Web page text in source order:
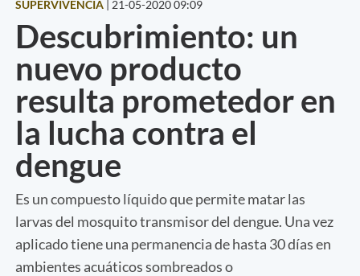
SUPERVIVENCIA | 21-05-2020 09:09
Descubrimiento: un
nuevo producto
resulta prometedor en
la lucha contra el
dengue
Es un compuesto líquido que permite matar las
larvas del mosquito transmisor del dengue. Una vez
aplicado tiene una permanencia de hasta 30 días en
ambientes acuáticos sombreados o